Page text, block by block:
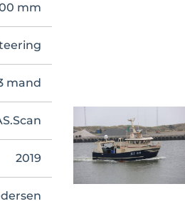
mm
mand
2019